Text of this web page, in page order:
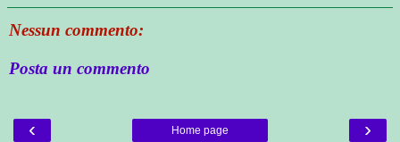
Nessun commento:
Posta un commento
‹ ›
Home page